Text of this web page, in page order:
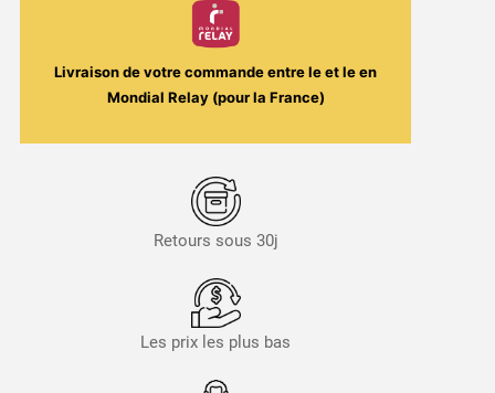
FrenchLivraison de votre commande entre leet leen
Mondial Relay (pour la France)
Retours sous 30j
Les prix les plus bas